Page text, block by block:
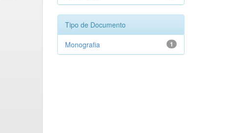
Tipo de Documento
1
Monografia